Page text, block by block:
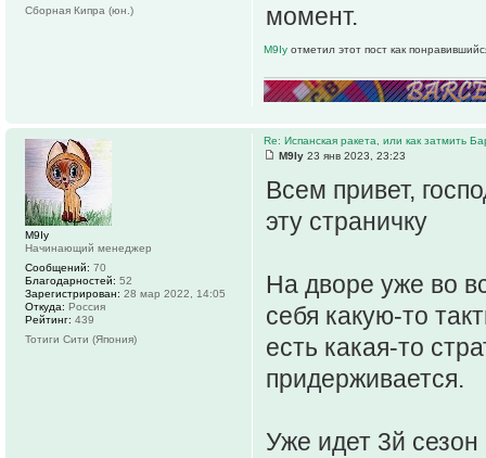
момент.
M9Iy отметил этот пост как
Сборная Кипра (юн.)
Re: Испанская ракета, или как затмить
M9Iy 23 янв 2023, 23:23
Всем привет,
эту страничку
На дворе уже во
себя какую-то
есть какая-то
придерживается.
Уже идет 3й
M9Iy
Начинающий менеджер
Сообщений: 70
Благодарностей: 52
Зарегистрирован: 28 мар 2022, 14:05
Откуда: Россия
Рейтинг: 439
Тотиги Сити (Япония)